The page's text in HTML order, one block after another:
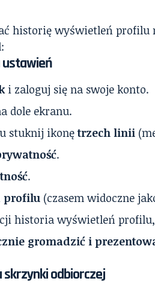
historię wyświetleń profilu
ustawień
i zaloguj się na swoje konto.
dole ekranu.
stuknij ikonętrzech linii
.
.
profilu (czasem widoczne
historia wyświetleń
gromadzić i
skrzynki odbiorczej